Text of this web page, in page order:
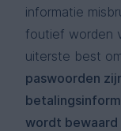
informatie
foutief worden
uiterste best
paswoorden
wordt bewaard